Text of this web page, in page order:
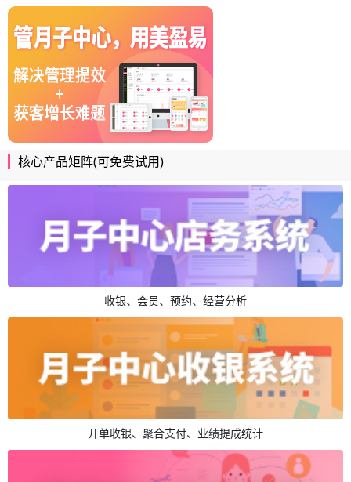
核心产品矩阵(可免费试用)
收银、会员、预约、经营分析
开单收银、聚合支付、业绩提成统计